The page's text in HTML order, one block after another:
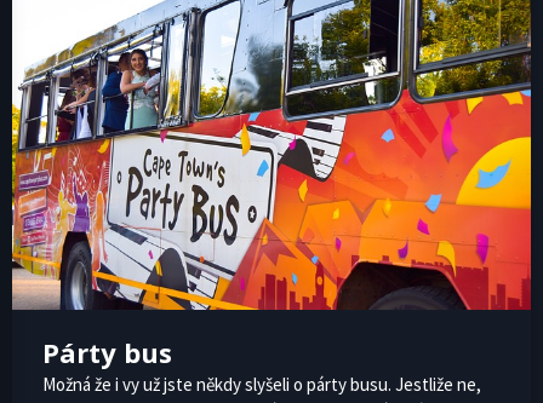
Párty bus
Možná že i vy už jste někdy slyšeli o párty busu. Jestliže ne,